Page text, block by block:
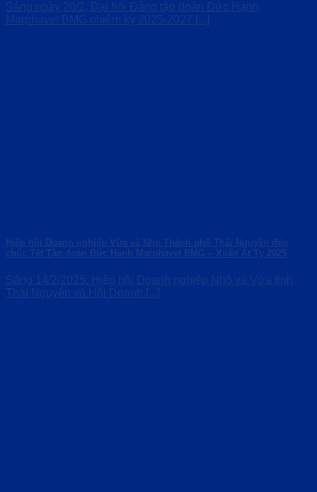
Sáng ngày 20/2, Đại hội Đảng tập đoàn Đức Hạnh
Marphavet BMG nhiệm kỳ 2025-2027 [...]
Hiệp hội Doanh nghiệp Vừa và Nhỏ Thành phố Thái Nguyên đến
chúc Tết Tập đoàn Đức Hạnh Marphavet BMG – Xuân Ất Tỵ 2025
Sáng 14/2/2025. Hiệp hội Doanh nghiệp Nhỏ và Vừa tỉnh
Thái Nguyên và Hội Doanh [...]